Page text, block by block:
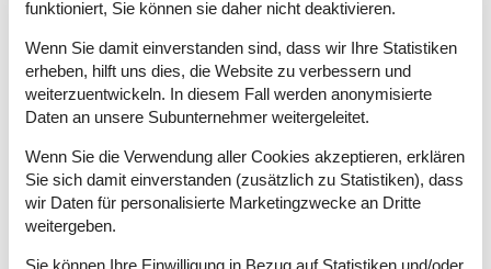
einfacher, das Ferienhaus zu finden, das Ihren Anforderungen
entspricht.
Tipps und Erlebnisse
Immer mehr Familien entdecken das Erzgebirge als
Feriendestination voller Abwechslung und Vielfalt.
Hat nicht jedes Mädchen schon einmal davon geträumt, eine
funktioniert, Sie können sie daher nicht deaktivieren.
Wenn Sie damit einverstanden sind, dass wir Ihre Statistiken
erheben, hilft uns dies, die Website zu verbessern und
weiterzuentwickeln. In diesem Fall werden anonymisierte
Daten an unsere Subunternehmer weitergeleitet.
Wenn Sie die Verwendung aller Cookies akzeptieren, erklären
Sie sich damit einverstanden (zusätzlich zu Statistiken), dass
wir Daten für personalisierte Marketingzwecke an Dritte
weitergeben.
Sie können Ihre Einwilligung in Bezug auf Statistiken und/oder